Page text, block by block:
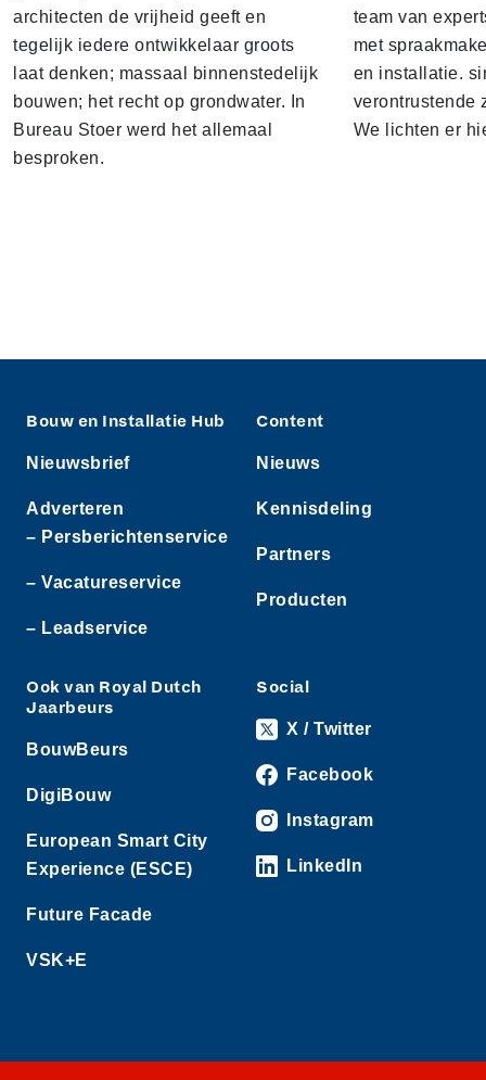
architecten de vrijheid geeft en
tegelijk iedere ontwikkelaar groots
laat denken; massaal binnenstedelijk
bouwen; het recht op grondwater. In
Bureau Stoer werd het allemaal
besproken.
team van
met
en installatie.
verontrustende
We lichten er
Bouw en Installatie Hub
Nieuwsbrief
Adverteren
– Persberichtenservice
– Vacatureservice
– Leadservice
Content
Nieuws
Kennisdeling
Partners
Producten
Ook van Royal Dutch
Jaarbeurs
BouwBeurs
DigiBouw
European Smart City
Experience (ESCE)
Future Facade
VSK+E
Social
X / Twitter
Facebook
Instagram
LinkedIn